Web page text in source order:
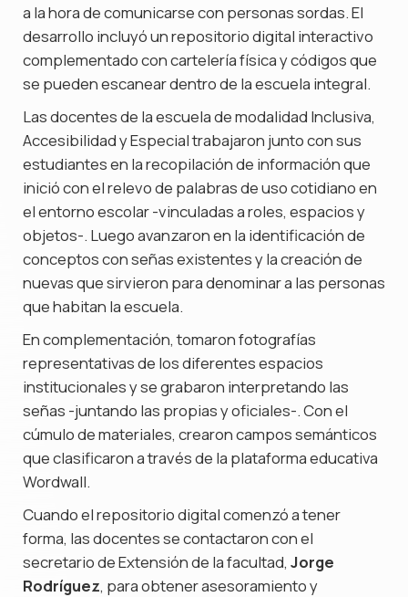
a la hora de comunicarse con personas sordas. El
desarrollo incluyó un repositorio digital interactivo
complementado con cartelería física y códigos que
se pueden escanear dentro de la escuela integral.
Las docentes de la escuela de modalidad Inclusiva,
Accesibilidad y Especial trabajaron junto con sus
estudiantes en la recopilación de información que
inició con el relevo de palabras de uso cotidiano en
el entorno escolar -vinculadas a roles, espacios y
objetos-. Luego avanzaron en la identificación de
conceptos con señas existentes y la creación de
nuevas que sirvieron para denominar a las personas
que habitan la escuela.
En complementación, tomaron fotografías
representativas de los diferentes espacios
institucionales y se grabaron interpretando las
señas -juntando las propias y oficiales-. Con el
cúmulo de materiales, crearon campos semánticos
que clasificaron a través de la plataforma educativa
Wordwall.
Cuando el repositorio digital comenzó a tener
forma, las docentes se contactaron con el
secretario de Extensión de la facultad, Jorge
Rodríguez, para obtener asesoramiento y